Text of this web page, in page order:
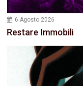
6 Agosto 2026
Restare Immobili